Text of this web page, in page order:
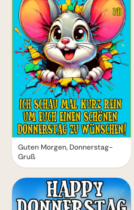
Guten Morgen, Donnerstag-
Gruß